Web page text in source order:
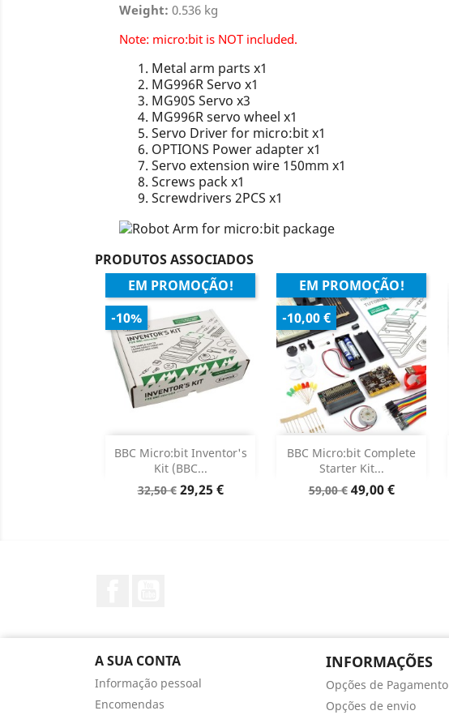
Weight: 0.536 kg
Note: micro:bit is NOT included.
Metal arm parts x1
MG996R Servo x1
MG90S Servo x3
MG996R servo wheel x1
Servo Driver for micro:bit x1
OPTIONS Power adapter x1
Servo extension wire 150mm x1
Screws pack x1
Screwdrivers 2PCS x1
PRODUTOS ASSOCIADOS
BBC Micro:bit Inventor's
Kit (BBC...
Preço
32,50 € Preço
29,25 €
EM PROMOÇÃO!
-10%
Adicionar 
Dados do produto
BBC Micro:bit Complete
Starter Kit...
Preço
59,00 € Preço
49,00 €
EM PROMOÇÃO!
-10,00 €
Adicionar 
Dados do produto
A SUA CONTA
Informação pessoal
Encomendas
INFORMAÇÕES
Opções de Pagamento
Opções de envio